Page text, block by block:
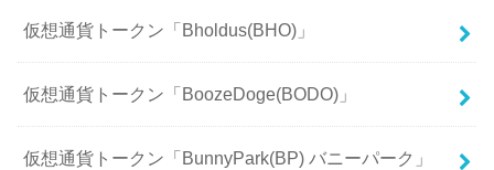
仮想通貨トークン「Bholdus(BHO)」
仮想通貨トークン「BoozeDoge(BODO)」
仮想通貨トークン「BunnyPark(BP) バニーパーク」